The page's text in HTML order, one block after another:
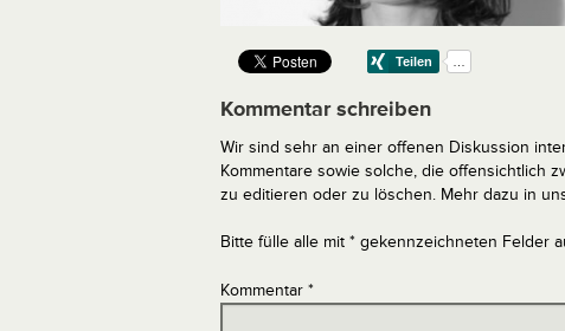
Kommentar schreiben
Wir sind sehr an einer offenen Diskussion
Kommentare sowie solche, die offensichtlich
zu editieren oder zu löschen. Mehr dazu in
Bitte fülle alle mit * gekennzeichneten Felder
Kommentar *